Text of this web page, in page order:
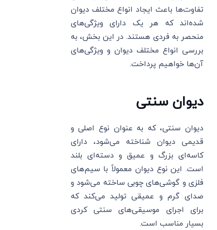
تفاوت‌ها باعث ایجاد انواع مختلف دیوان
شده‌اند که هر یک دارای ویژگی‌های
منحصر به فردی هستند. در این بخش، به
بررسی انواع مختلف دیوان و ویژگی‌های
آن‌ها خواهیم پرداخت.
دیوان سنتی
دیوان سنتی، که به عنوان نوع اصلی و
قدیمی دیوان شناخته می‌شود، دارای
کاسه‌ای بزرگ و عمیق و دسته‌ای بلند
است. این نوع دیوان معمولاً با سیم‌های
فلزی و گوشی‌های چوبی ساخته می‌شود و
صدای گرم و عمیقی تولید می‌کند که
برای اجرای موسیقی‌های سنتی کردی
بسیار مناسب است.